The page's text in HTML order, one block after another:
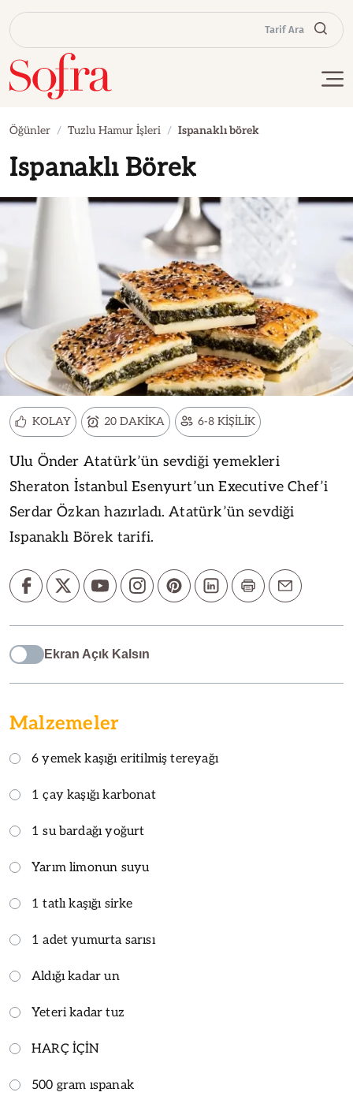
Tarif Ara
Öğünler Tuzlu Hamur İşleri Ispanaklı börek
Ispanaklı Börek
KOLAY 20 DAKİKA 6-8 KİŞİLİK
Ulu Önder Atatürk’ün sevdiği yemekleri
Sheraton İstanbul Esenyurt’un Executive Chef’i
Serdar Özkan hazırladı. Atatürk’ün sevdiği
Ispanaklı Börek tarifi.
Ekran Açık Kalsın
Malzemeler
6 yemek kaşığı eritilmiş tereyağı
1 çay kaşığı karbonat
1 su bardağı yoğurt
Yarım limonun suyu
1 tatlı kaşığı sirke
1 adet yumurta sarısı
Aldığı kadar un
Yeteri kadar tuz
HARÇ İÇİN
500 gram ıspanak